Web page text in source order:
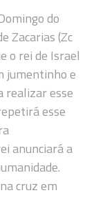
do
Zacarias (Zc
o rei de Israel
jumentinho e
realizar esse
esse
anunciará a
cruz em